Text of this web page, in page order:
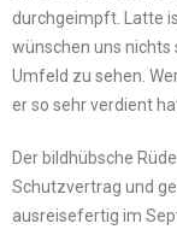
durchgeimpft. Latte
wünschen uns nichts
Umfeld zu sehen.
er so sehr verdient
Der bildhübsche
Schutzvertrag und
ausreisefertig im